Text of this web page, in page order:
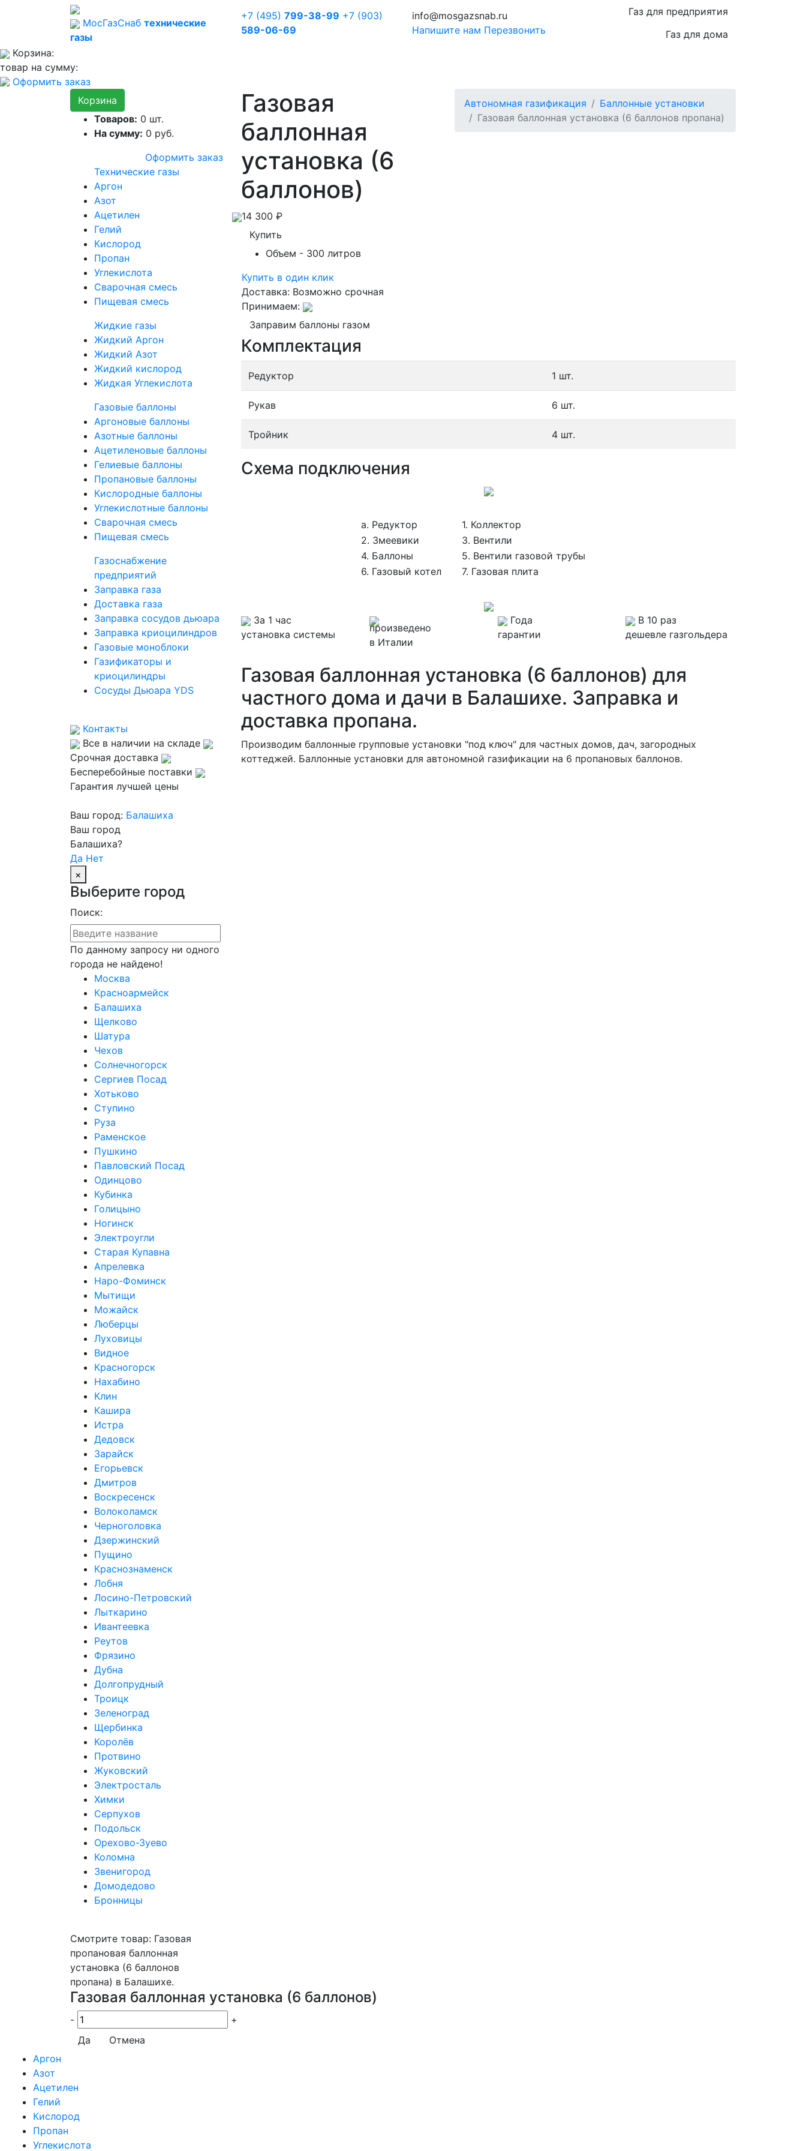
МосГазСнаб технические
газы
+7 (495) 799-38-99 +7 (903)
589-06-69
info@mosgazsnab.ru
Напишите нам Перезвонить
Газ для предприятия
Газ для дома
Корзина:
товар на сумму:
Оформить заказ
Корзина
Товаров: 0 шт.
На сумму: 0 руб.
Оформить заказ
Технические газы
Аргон
Азот
Ацетилен
Гелий
Кислород
Пропан
Углекислота
Сварочная смесь
Пищевая смесь
Жидкие газы
Жидкий Аргон
Жидкий Азот
Жидкий кислород
Жидкая Углекислота
Газовые баллоны
Аргоновые баллоны
Азотные баллоны
Ацетиленовые баллоны
Гелиевые баллоны
Пропановые баллоны
Кислородные баллоны
Углекислотные баллоны
Сварочная смесь
Пищевая смесь
Газоснабжение
предприятий
Заправка газа
Доставка газа
Заправка сосудов дьюара
Заправка криоцилиндров
Газовые моноблоки
Газификаторы и
криоцилиндры
Сосуды Дьюара YDS
Контакты
Все в наличии на складе
Срочная доставка
Бесперебойные поставки
Гарантия лучшей цены
Ваш город: Балашиха
Ваш город
Балашиха?
Да Нет
×
Выберите город
Поиск:
По данному запросу ни одного
города не найдено!
Москва
Красноармейск
Балашиха
Щелково
Шатура
Чехов
Солнечногорск
Сергиев Посад
Хотьково
Ступино
Руза
Раменское
Пушкино
Павловский Посад
Одинцово
Кубинка
Голицыно
Ногинск
Электроугли
Старая Купавна
Апрелевка
Наро-Фоминск
Мытищи
Можайск
Люберцы
Луховицы
Видное
Красногорск
Нахабино
Клин
Кашира
Истра
Дедовск
Зарайск
Егорьевск
Дмитров
Воскресенск
Волоколамск
Черноголовка
Дзержинский
Пущино
Краснознаменск
Лобня
Лосино-Петровский
Лыткарино
Ивантеевка
Реутов
Фрязино
Дубна
Долгопрудный
Троицк
Зеленоград
Щербинка
Королёв
Протвино
Жуковский
Электросталь
Химки
Серпухов
Подольск
Орехово-Зуево
Коломна
Звенигород
Домодедово
Бронницы
Смотрите товар: Газовая
пропановая баллонная
установка (6 баллонов
пропана) в Балашихе.
Газовая
баллонная
установка (6
баллонов)
Автономная газификация
Баллонные установки
Газовая баллонная установка (6 баллонов пропана)
14 300 ₽
Купить
Объем - 300 литров
Купить в один клик
Доставка: Возможно срочная
Принимаем:
Заправим баллоны газом
Комплектация
Редуктор 1 шт.
Рукав 6 шт.
Тройник 4 шт.
Схема подключения
а. Редуктор
1. Коллектор
2. Змеевики
3. Вентили
4. Баллоны
5. Вентили газовой трубы
6. Газовый котел
7. Газовая плита
За 1 час
установка системы
произведено
в Италии
Года
гарантии
В 10 раз
дешевле газгольдера
Газовая баллонная установка (6 баллонов) для
частного дома и дачи в Балашихе. Заправка и
доставка пропана.
Производим баллонные групповые установки "под ключ" для частных домов, дач, загородных
коттеджей. Баллонные установки для автономной газификации на 6 пропановых баллонов.
Газовая баллонная установка (6 баллонов)
-
+
Да
Отмена
Аргон
Азот
Ацетилен
Гелий
Кислород
Пропан
Углекислота